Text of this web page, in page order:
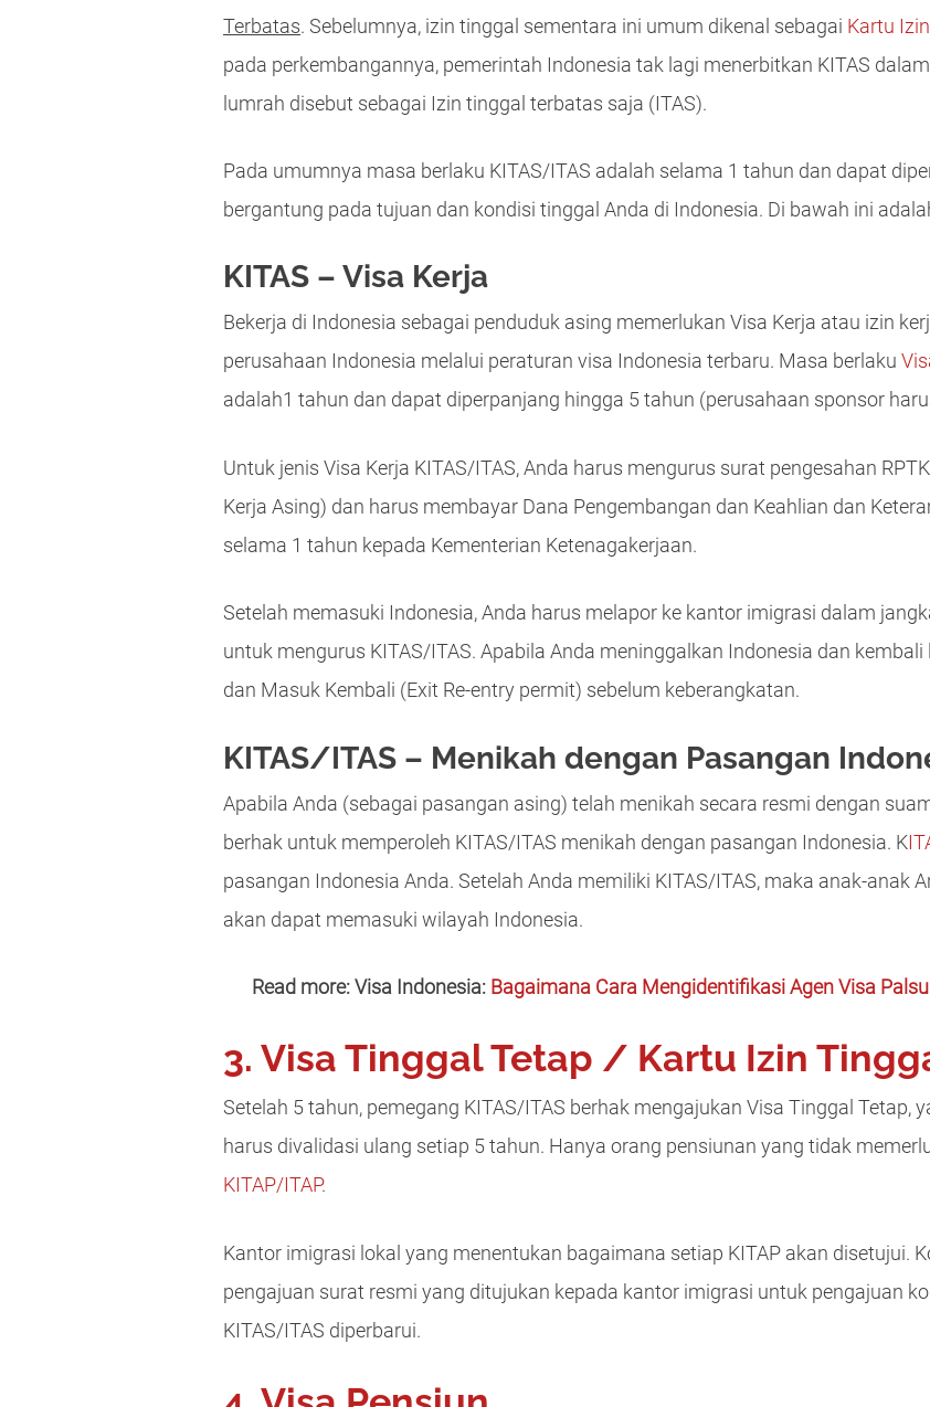
Terbatas. Sebelumnya, izin tinggal sementara ini umum dikenal sebagai Kartu
pada perkembangannya, pemerintah Indonesia tak lagi menerbitkan KITAS
lumrah disebut sebagai Izin tinggal terbatas saja (ITAS).
Pada umumnya masa berlaku KITAS/ITAS adalah selama 1 tahun dan dapat
bergantung pada tujuan dan kondisi tinggal Anda di Indonesia. Di bawah ini
KITAS – Visa Kerja
Bekerja di Indonesia sebagai penduduk asing memerlukan Visa Kerja atau izin
perusahaan Indonesia melalui peraturan visa Indonesia terbaru. Masa berlaku
adalah1 tahun dan dapat diperpanjang hingga 5 tahun (perusahaan sponsor
Untuk jenis Visa Kerja KITAS/ITAS, Anda harus mengurus surat pengesahan
Kerja Asing) dan harus membayar Dana Pengembangan dan Keahlian dan
selama 1 tahun kepada Kementerian Ketenagakerjaan.
Setelah memasuki Indonesia, Anda harus melapor ke kantor imigrasi dalam
untuk mengurus KITAS/ITAS. Apabila Anda meninggalkan Indonesia dan
dan Masuk Kembali (Exit Re-entry permit) sebelum keberangkatan.
KITAS/ITAS – Menikah dengan Pasangan
Apabila Anda (sebagai pasangan asing) telah menikah secara resmi dengan
berhak untuk memperoleh KITAS/ITAS menikah dengan pasangan Indonesia. K
pasangan Indonesia Anda. Setelah Anda memiliki KITAS/ITAS, maka anak-anak
akan dapat memasuki wilayah Indonesia.
Read more: Visa Indonesia: Bagaimana Cara Mengidentifikasi Agen Visa
3. Visa Tinggal Tetap / Kartu Izin
Setelah 5 tahun, pemegang KITAS/ITAS berhak mengajukan Visa Tinggal Tetap,
harus divalidasi ulang setiap 5 tahun. Hanya orang pensiunan yang tidak
KITAP/ITAP.
Kantor imigrasi lokal yang menentukan bagaimana setiap KITAP akan disetujui.
pengajuan surat resmi yang ditujukan kepada kantor imigrasi untuk pengajuan
KITAS/ITAS diperbarui.